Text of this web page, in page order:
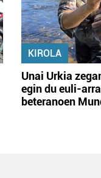
KIROLA
Unai Urkia
egin du euli-
beteranoen